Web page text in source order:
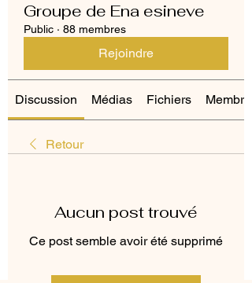
Groupe de Ena esineve
Public · 88 membres
Rejoindre
Discussion Médias Fichiers Membres
Retour
Aucun post trouvé
Ce post semble avoir été supprimé